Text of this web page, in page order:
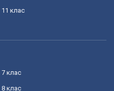
11 клас
7 клас
8 клас